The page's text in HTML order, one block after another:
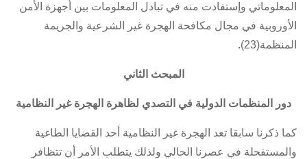
المعلوماتي وإستفادت منه في تبادل المعلومات بين أجهزة الأمن
الأوروبية في مجال مكافحة الهجرة غير الشرعية والجريمة
المنظمة(23).
المبحث الثاني
دور المنظمات الدولية في التصدي لظاهرة الهجرة غير النظامية
كما ذكرنا سابقا تعد الهجرة غير النظامية أحد القضايا الطاغية
والمستفحلة في عصرنا الحالي ولذلك يتطلب الأمر أن تتظافر